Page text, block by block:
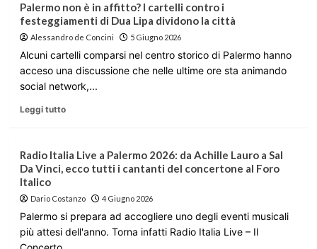
Palermo non è in affitto? I cartelli contro i
festeggiamenti di Dua Lipa dividono la città
Alessandro de Concini 5 Giugno 2026
Alcuni cartelli comparsi nel centro storico di Palermo hanno
acceso una discussione che nelle ultime ore sta animando
social network,...
Leggi tutto
Radio Italia Live a Palermo 2026: da Achille Lauro a Sal
Da Vinci, ecco tutti i cantanti del concertone al Foro
Italico
Dario Costanzo 4 Giugno 2026
Palermo si prepara ad accogliere uno degli eventi musicali
più attesi dell'anno. Torna infatti Radio Italia Live – Il